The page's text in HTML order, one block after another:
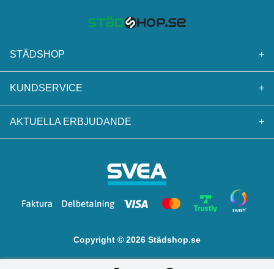
STÄDSHOP +
KUNDSERVICE +
AKTUELLA ERBJUDANDE +
Copyright © 2026 Städshop.se